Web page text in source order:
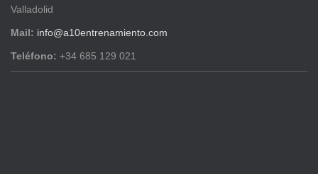
Valladolid
Mail: info@a10entrenamiento.com
Teléfono: +34 685 129 021